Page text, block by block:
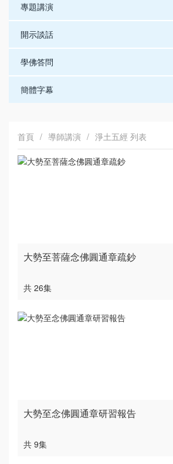
專題講演
開示談話
學佛答問
簡體字幕
首頁 / 導師講演 / 淨土五經 列表
大勢至菩薩念佛圓通章疏鈔
共 26集
大勢至念佛圓通章研習報告
共 9集